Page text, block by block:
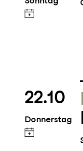
22.10
Donnerstag